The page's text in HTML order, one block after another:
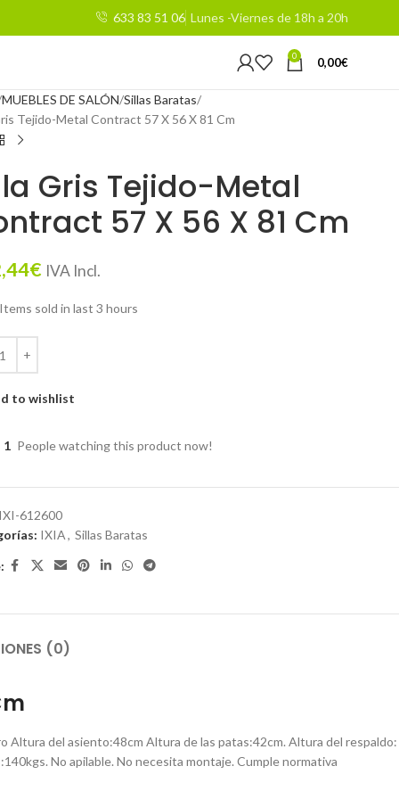
633 83 51 06 Lunes -Viernes de 18h a 20h
0 0,00€
MUEBLES DE SALÓN Sillas Baratas
Tejido-Metal Contract 57 X 56 X 81 Cm
Gris Tejido-Metal
57 X 56 X 81 Cm
€ IVA Incl.
sold in last 3 hours
to wishlist
1 People watching this product now!
612600
IXIA, Sillas Baratas
(0)
Altura del asiento:48cm Altura de las patas:42cm. Altura del respaldo:
No apilable. No necesita montaje. Cumple normativa